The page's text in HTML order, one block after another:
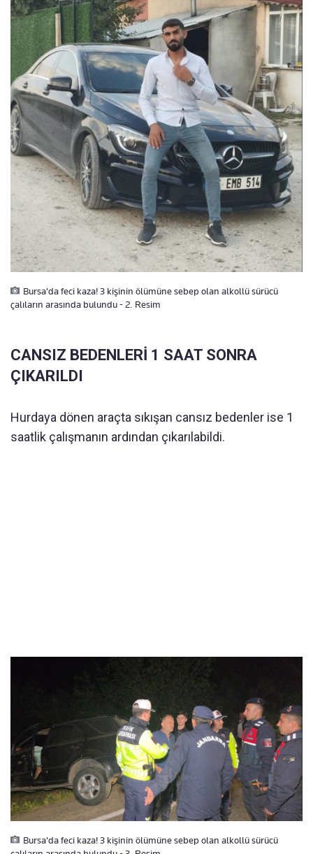
Bursa'da feci kaza! 3 kişinin ölümüne sebep olan alkollü sürücü
çalıların arasında bulundu - 2. Resim
CANSIZ BEDENLERİ 1 SAAT SONRA
ÇIKARILDI
Hurdaya dönen araçta sıkışan cansız bedenler ise 1
saatlik çalışmanın ardından çıkarılabildi.
Bursa'da feci kaza! 3 kişinin ölümüne sebep olan alkollü sürücü